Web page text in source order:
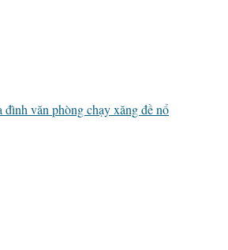
văn phòng chạy xăng đề nổ